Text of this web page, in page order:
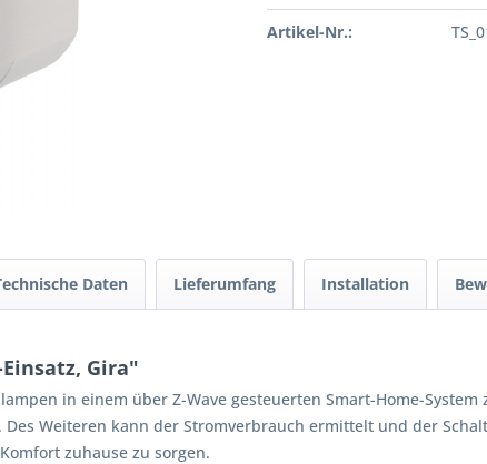
Artikel-Nr.:
Daten Lieferumfang Installation
Gira"
in einem über Z-Wave gesteuerten Smart-Home-
Weiteren kann der Stromverbrauch ermittelt und der
zuhause zu sorgen.